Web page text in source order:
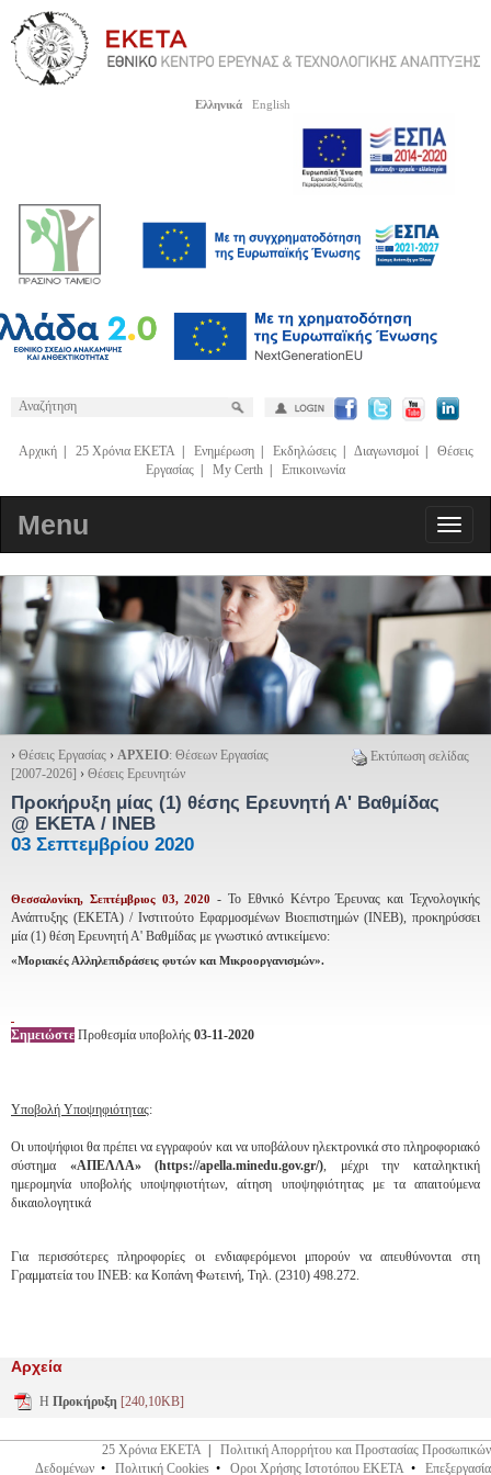
Ελληνικά English
Αρχική| 25 Χρόνια ΕΚΕΤΑ| Ενημέρωση| Εκδηλώσεις| Διαγωνισμοί| Θέσεις
Εργασίας
My Certh Επικοινωνία
Menu
Εκτύπωση σελίδας
› Θέσεις Εργασίας › ΑΡΧΕΙΟ: Θέσεων Εργασίας
[2007-2026] › Θέσεις Ερευνητών
Προκήρυξη μίας (1) θέσης Ερευνητή Α' Βαθμίδας
@ ΕΚΕΤΑ / ΙΝΕΒ
03 Σεπτεμβρίου 2020
Θεσσαλονίκη, Σεπτέμβριος 03, 2020- Το Εθνικό Κέντρο Έρευνας και Τεχνολογικής
Ανάπτυξης (ΕΚΕΤΑ) / Ινστιτούτο Εφαρμοσμένων Βιοεπιστημών (ΙΝΕΒ), προκηρύσσει
μία (1) θέση Ερευνητή Α' Βαθμίδας με γνωστικό αντικείμενο:
«Μοριακές Αλληλεπιδράσεις φυτών και Μικροοργανισμών».
Σημειώστε Προθεσμία υποβολής 03-11-2020
Υποβολή Υποψηφιότητας:
Οι υποψήφιοι θα πρέπει να εγγραφούν και να υποβάλουν ηλεκτρονικά στο πληροφοριακό
σύστημα «ΑΠΕΛΛΑ» (https://apella.minedu.gov.gr/), μέχρι την καταληκτική
ημερομηνία υποβολής υποψηφιοτήτων, αίτηση υποψηφιότητας με τα απαιτούμενα
δικαιολογητικά
Για περισσότερες πληροφορίες οι ενδιαφερόμενοι μπορούν να απευθύνονται στη
Γραμματεία του ΙΝΕΒ: κα Κοπάνη Φωτεινή, Τηλ. (2310) 498.272.
Αρχεία
Η Προκήρυξη [240,10KB]
25 Χρόνια ΕΚΕΤΑ
Πολιτική Απορρήτου και Προστασίας Προσωπικών
Δεδομένων • Πολιτική Cookies • Οροι Χρήσης Ιστοτόπου ΕΚΕΤΑ • Επεξεργασία